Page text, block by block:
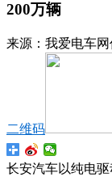
200万辆
来源： 我爱电车网
二维码
长安汽车以纯电